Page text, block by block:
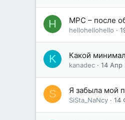
H MPC – после
hellohellohello
K Какой
kanadec 14 Апр
S Я забыла мой
SiSta_NaNcy 14